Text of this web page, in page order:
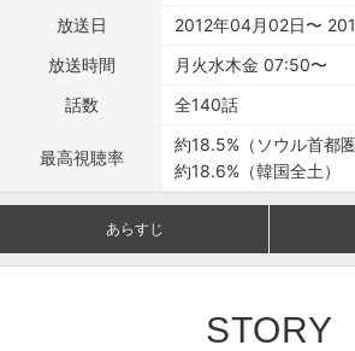
放送日
2012年04月02日〜
放送時間
月火水木金 07:50〜
話数
全140話
最高視聴率
約18.5%（ソウル首都圏
約18.6%（韓国全土）
あらすじ
STORY